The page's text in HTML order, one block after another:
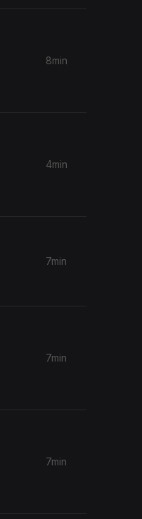
8min
4min
7min
7min
7min